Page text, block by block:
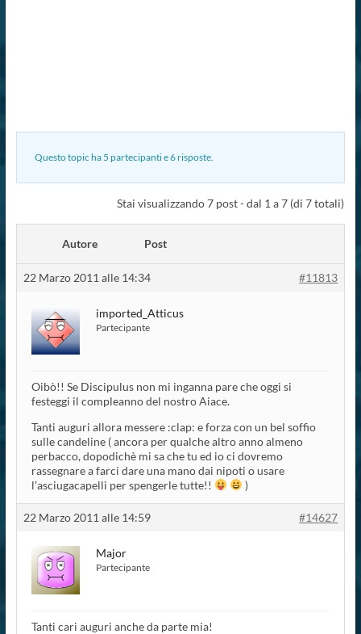
Questo topic ha 5 partecipanti e 6 risposte.
Stai visualizzando 7 post - dal 1 a 7 (di 7 totali)
Autore Post
22 Marzo 2011 alle 14:34 #11813
imported_Atticus
Partecipante
Oibò!! Se Discipulus non mi inganna pare che oggi si
festeggi il compleanno del nostro Aiace.
Tanti auguri allora messere :clap: e forza con un bel soffio
sulle candeline ( ancora per qualche altro anno almeno
perbacco, dopodichè mi sa che tu ed io ci dovremo
rassegnare a farci dare una mano dai nipoti o usare
l’asciugacapelli per spengerle tutte!!
)
22 Marzo 2011 alle 14:59 #14627
Major
Partecipante
Tanti cari auguri anche da parte mia!